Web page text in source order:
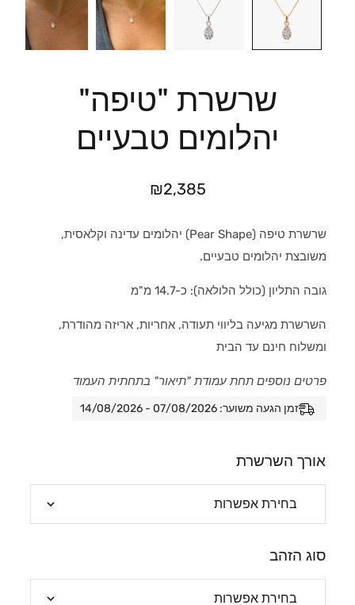
שרשרת "טיפה"
יהלומים טבעיים
₪2,385
שרשרת טיפה (Pear Shape) יהלומים עדינה וקלאסית,
משובצת יהלומים טבעיים.
גובה התליון (כולל הלולאה): כ-14.7 מ"מ
השרשרת מגיעה בליווי תעודה, אחריות, אריזה מהודרת,
ומשלוח חינם עד הבית
פרטים נוספים תחת עמודת "תיאור" בתחתית העמוד
זמן הגעה משוער: 07/08/2026 - 14/08/2026
אורך השרשרת
סוג הזהב